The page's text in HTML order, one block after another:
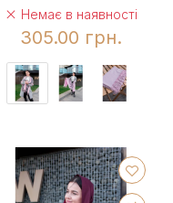
Немає в наявності
305.00 грн.